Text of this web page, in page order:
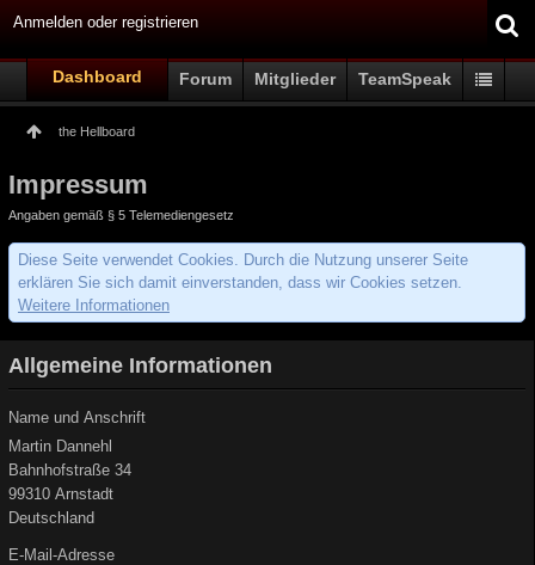
Anmelden oder registrieren
Dashboard Forum Mitglieder TeamSpeak
the Hellboard
Impressum
Angaben gemäß § 5 Telemediengesetz
Diese Seite verwendet Cookies. Durch die Nutzung unserer Seite
erklären Sie sich damit einverstanden, dass wir Cookies setzen.
Weitere Informationen
Allgemeine Informationen
Name und Anschrift
Martin Dannehl
Bahnhofstraße 34
99310 Arnstadt
Deutschland
E-Mail-Adresse